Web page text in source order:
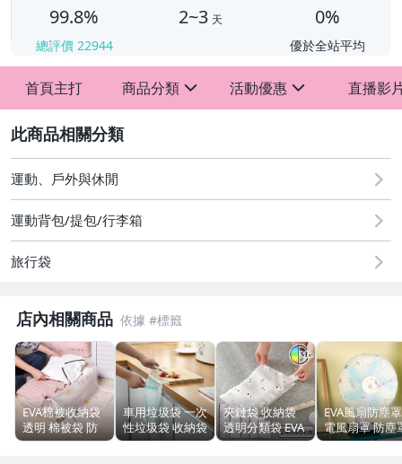
99.8%
總評價 22944
2~3 天 0%
優於全站平均
首頁主打 商品分類
暖暖包 系列
束口/密封袋/禮品袋
DIY手作樂趣
活動優惠
歡慶88節
[專區] A5 A6手帳活頁收納正流行 開學用品區
直播影
運動、戶外與休閒
運動背包/提包/行李箱
旅行袋
店內相關商品
EVA棉被收納袋
透明 棉被袋 防
塵袋 彈性 整理
車用垃圾袋 一次
性垃圾袋 收納袋
車用 垃圾袋 嘔
夾鏈袋 收納袋
透明分類袋 EVA
整理分類 衣物密
EVA風扇防塵罩
電風扇罩 防塵
風扇 防塵罩 收